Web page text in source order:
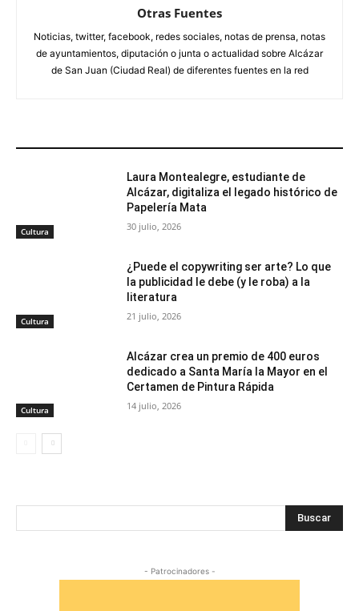
Otras Fuentes
Noticias, twitter, facebook, redes sociales, notas de prensa, notas
de ayuntamientos, diputación o junta o actualidad sobre Alcázar
de San Juan (Ciudad Real) de diferentes fuentes en la red
Cultura
Laura Montealegre, estudiante de
Alcázar, digitaliza el legado histórico de
Papelería Mata
30 julio, 2026
Cultura
¿Puede el copywriting ser arte? Lo que
la publicidad le debe (y le roba) a la
literatura
21 julio, 2026
Cultura
Alcázar crea un premio de 400 euros
dedicado a Santa María la Mayor en el
Certamen de Pintura Rápida
14 julio, 2026
Buscar
- Patrocinadores -